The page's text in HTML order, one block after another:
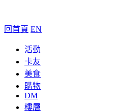
回首頁 EN
活動
卡友
美食
購物
DM
樓層